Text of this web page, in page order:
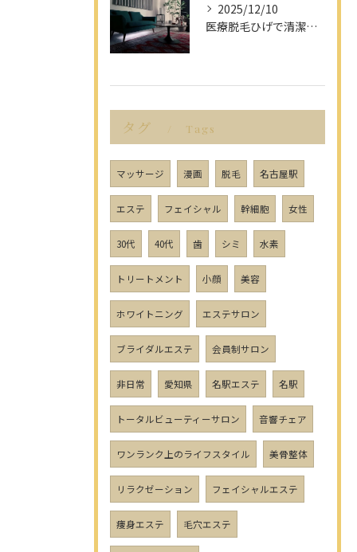
2025/12/10
医療脱毛ひげで清潔感アップを目指す男性へ愛知県名古屋市のヒゲ脱毛で選ぶべきポイント
タグ Tags
マッサージ 漫画 脱毛 名古屋駅
エステ フェイシャル 幹細胞 女性
30代 40代 歯 シミ 水素
トリートメント 小顔 美容
ホワイトニング エステサロン
ブライダルエステ 会員制サロン
非日常 愛知県 名駅エステ 名駅
トータルビューティーサロン 音響チェア
ワンランク上のライフスタイル 美骨整体
リラクゼーション フェイシャルエステ
痩身エステ 毛穴エステ